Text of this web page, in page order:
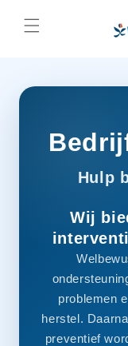
容
Hulp
Wij
problemen
herstel.
preventief